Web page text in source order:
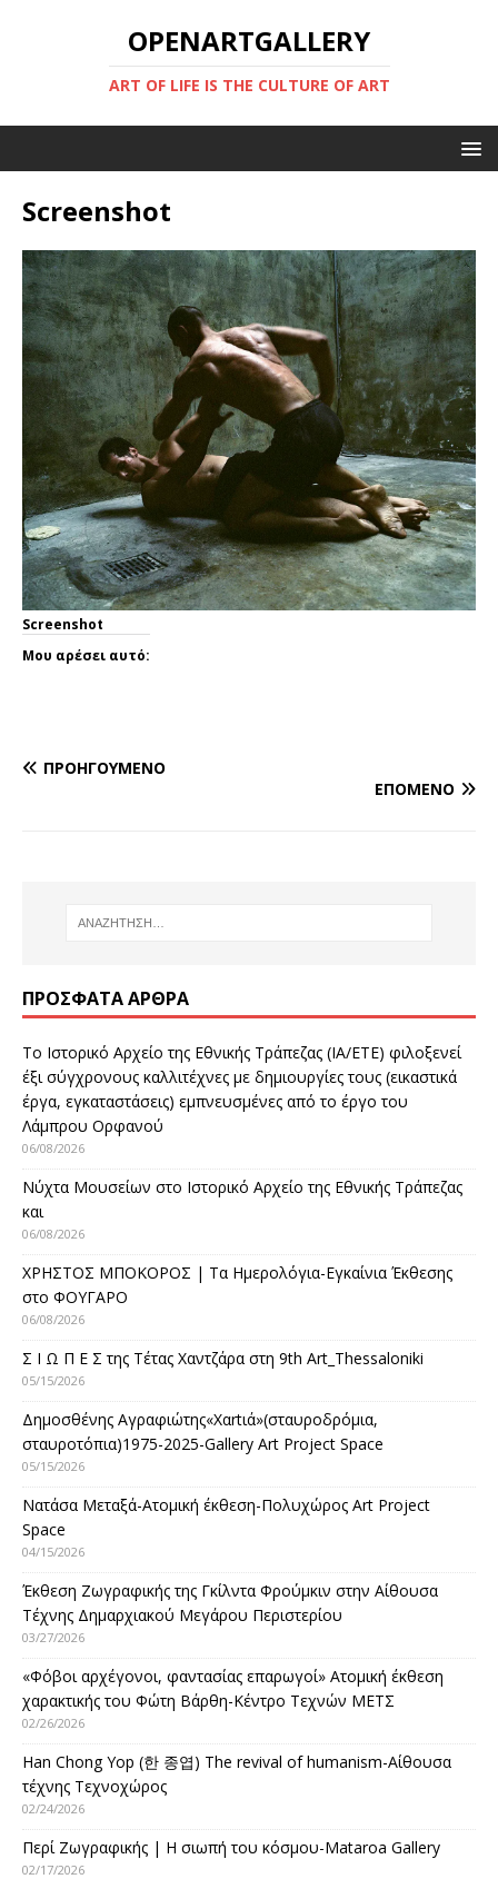
OPENARTGALLERY
ART OF LIFE IS THE CULTURE OF ART
Screenshot
Screenshot
Μου αρέσει αυτό:
ΠΡΟΗΓΟΎΜΕΝΟ
ΕΠΌΜΕΝΟ
ΠΡΌΣΦΑΤΑ ΆΡΘΡΑ
Το Ιστορικό Αρχείο της Εθνικής Τράπεζας (ΙΑ/ΕΤΕ) φιλοξενεί
έξι σύγχρονους καλλιτέχνες με δημιουργίες τους (εικαστικά
έργα, εγκαταστάσεις) εμπνευσμένες από το έργο του
Λάμπρου Ορφανού
06/08/2026
Νύχτα Μουσείων στο Ιστορικό Αρχείο της Εθνικής Τράπεζας
και
06/08/2026
ΧΡΗΣΤΟΣ ΜΠΟΚΟΡΟΣ | Τα Ημερολόγια-Εγκαίνια Έκθεσης
στο ΦΟΥΓΑΡΟ
06/08/2026
Σ Ι Ω Π Ε Σ της Τέτας Χαντζάρα στη 9th Art_Thessaloniki
05/15/2026
Δημοσθένης Αγραφιώτης«Xαrtιά»(σταυροδρόμια,
σταυροτόπια)1975-2025-Gallery Art Project Space
05/15/2026
Νατάσα Μεταξά-Ατομική έκθεση-Πολυχώρος Art Project
Space
04/15/2026
Έκθεση Ζωγραφικής της Γκίλντα Φρούμκιν στην Αίθουσα
Τέχνης Δημαρχιακού Μεγάρου Περιστερίου
03/27/2026
«Φόβοι αρχέγονοι, φαντασίας επαρωγοί» Ατομική έκθεση
χαρακτικής του Φώτη Βάρθη-Κέντρο Τεχνών ΜΕΤΣ
02/26/2026
Han Chong Yop (한 종엽) The revival of humanism-Αίθουσα
τέχνης Τεχνοχώρος
02/24/2026
Περί Ζωγραφικής | Η σιωπή του κόσμου-Mataroa Gallery
02/17/2026